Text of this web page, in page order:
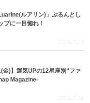
ルアリン)」ぷるんとし
プに一目惚れ！
2026.7.22
金)】運気UPの12星座別“ファ
Magazine-
2026.7.16